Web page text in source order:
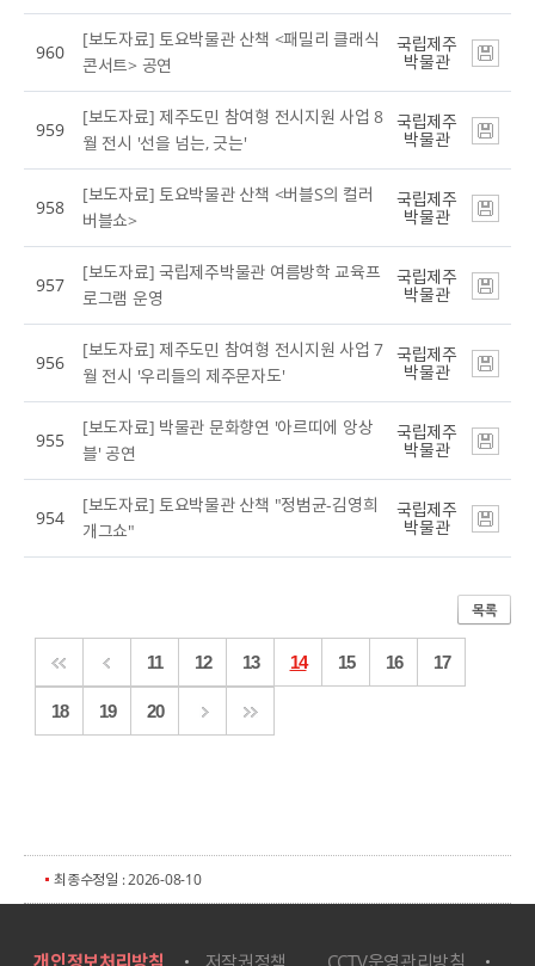
960
[보도자료] 토요박물관 산책 <패밀리 클래식
콘서트> 공연
국립제주
박물관
959
[보도자료] 제주도민 참여형 전시지원 사업 8
월 전시 '선을 넘는, 긋는'
국립제주
박물관
958
[보도자료] 토요박물관 산책 <버블S의 컬러
버블쇼>
국립제주
박물관
957
[보도자료] 국립제주박물관 여름방학 교육프
로그램 운영
국립제주
박물관
956
[보도자료] 제주도민 참여형 전시지원 사업 7
월 전시 '우리들의 제주문자도'
국립제주
박물관
955
[보도자료] 박물관 문화향연 '아르띠에 앙상
블' 공연
국립제주
박물관
954
[보도자료] 토요박물관 산책 "정범균-김영희
개그쇼"
국립제주
박물관
11 12 13 14 15 16 17
18 19 20
최종수정일 : 2026-08-10
개인정보처리방침 저작권정책 CCTV운영관리방침